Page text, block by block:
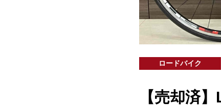
ロードバイク
【売却済